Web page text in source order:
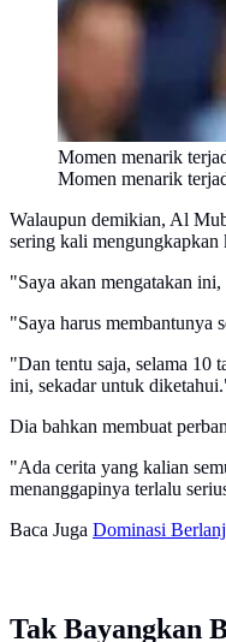
Momen menarik
Momen menarik
Walaupun demikian, Al
sering kali
"Saya akan mengatakan
"Saya harus membantunya
"Dan tentu saja, selama 10
ini, sekadar untuk
Dia bahkan membuat
"Ada cerita yang kalian
menanggapinya terlalu
Baca Juga Dominasi
Tak Bayangkan